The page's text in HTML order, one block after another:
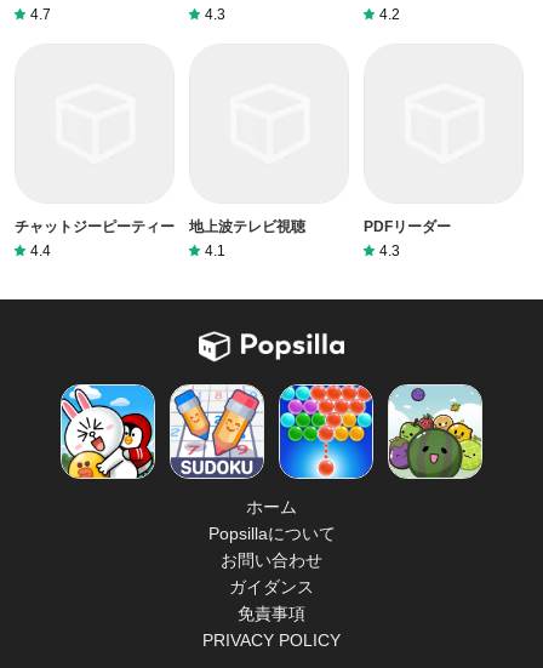
4.7
4.3
4.2
チャットジーピーティー
4.4
地上波テレビ視聴
4.1
PDFリーダー
4.3
ホーム
Popsillaについて
お問い合わせ
ガイダンス
免責事項
PRIVACY POLICY